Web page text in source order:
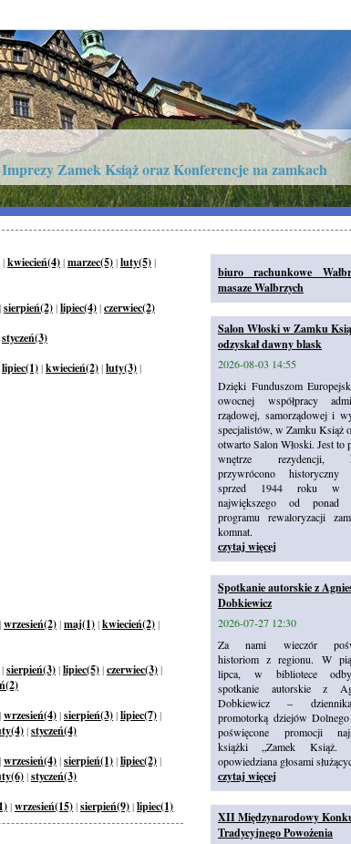
Zamek Książ oraz Konferencje na zamkach
|kwiecień(4)|marzec(5)|luty(5)|
|sierpień(2)|lipiec(4)|czerwiec(2)
styczeń(3)
lipiec(1)|kwiecień(2)|luty(3)|
|wrzesień(2)|maj(1)|kwiecień(2)|
|sierpień(3)|lipiec(5)|czerwiec(3)|
|wrzesień(4)|sierpień(3)|lipiec(7)|
|styczeń(4)
|wrzesień(4)|sierpień(1)|lipiec(2)|
|styczeń(3)
|wrzesień(15)|sierpień(9)|lipiec(1)
biuro rachunkowe
masaze Walbrzych
Salon Włoski w Zamku
odzyskał dawny blask
2026-08-03 14:55
Dzięki Funduszom
owocnej współpracy
rządowej, samorządowej i
specjalistów, w Zamku Książ
otwarto Salon Włoski. Jest to
wnętrze rezydencji,
przywrócono historyczny
sprzed 1944 roku w
największego od
programu rewaloryzacji
komnat.
czytaj więcej
Spotkanie autorskie z
Dobkiewicz
2026-07-27 12:30
Za nami wieczór
historiom z regionu. W
lipca, w bibliotece
spotkanie autorskie z
Dobkiewicz –
promotorką dziejów
poświęcone promocji
książki „Zamek Książ.
opowiedziana głosami
czytaj więcej
XII Międzynarodowy
Tradycyjnego Powożenia